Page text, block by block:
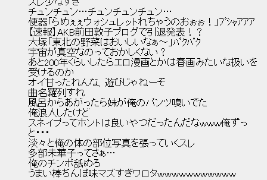
スレ少なすぎ
チュンチュン…チュンチュンチュン…
便器「らめぇぇウォシュレットれちゃうのおぉぉ！」ﾌﾟｼｬｱｱｱ
【速報】AKB前田敦子ブログで引退発表！？
大塚「東北の野菜はおいしいなぁ～」ﾊﾟｸﾊﾟｸ
宇宙が真空なのっておかしくない？
あと200年くらいしたらエロ漫画とかは春画みたいな扱いを
受けるのか
オイ甘ったれんな、遊びじゃねーぞ
曲名羅列すれ
風呂からあがったら妹が俺のパンツ嗅いでた
俺浪人したけど
スネイプってホントは良いやつだったんだなｗｗｗ俺ずっ
と・・・
淡々と俺の体の部位写真を張っていくスレ
多部未華子ってさぁ…
俺のチンポ舐めろ
うまい棒ちんぽ味マズすぎワロタｗｗｗｗｗｗｗｗｗｗｗ